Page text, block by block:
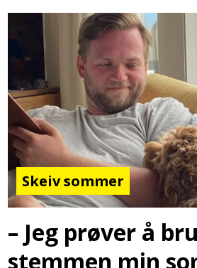
Skeiv sommer
– Jeg prøver å
stemmen min